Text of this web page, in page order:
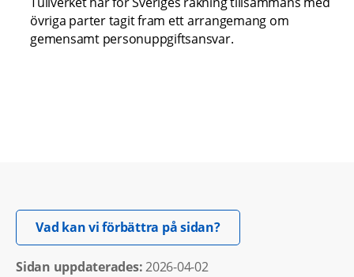
övriga parter tagit fram ett arrangemang om
gemensamt personuppgiftsansvar.
Vad kan vi förbättra på sidan?Öppnas i nytt fönster.
Sidan uppdaterades: 2026-04-02